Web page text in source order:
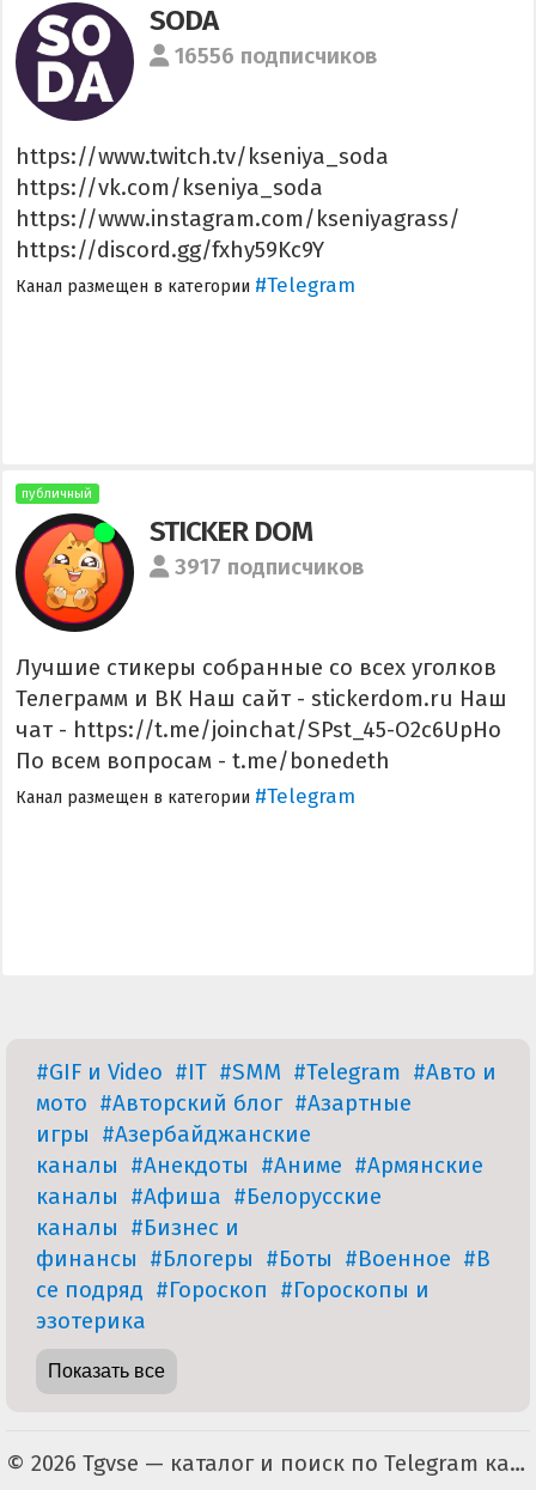
SODA
16556 подписчиков
https://www.twitch.tv/kseniya_soda
https://vk.com/kseniya_soda
https://www.instagram.com/kseniyagrass/
https://discord.gg/fxhy59Kc9Y
Канал размещен в категории #Telegram
публичный
STICKER DOM
3917 подписчиков
Лучшие стикеры собранные со всех уголков
Телеграмм и ВК Наш сайт - stickerdom.ru Наш
чат - https://t.me/joinchat/SPst_45-O2c6UpHo
По всем вопросам - t.me/bonedeth
Канал размещен в категории #Telegram
#GIF и Video #IT #SMM #Telegram #Авто и
мото #Авторский блог #Азартные
игры #Азербайджанские
каналы #Анекдоты #Аниме #Армянские
каналы #Афиша #Белорусские
каналы #Бизнес и
финансы #Блогеры #Боты #Военное #В
се подряд #Гороскоп #Гороскопы и
эзотерика
Показать все
© 2026 Tgvse — каталог и поиск по Telegram каналам (неофициальный). По всем вопросам пишите на tgvse.ru@gmail.com